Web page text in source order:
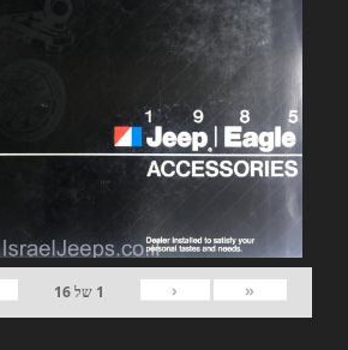
«
‹
1 של16